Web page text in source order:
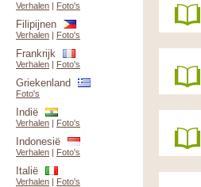
Verhalen | Foto's
Filipijnen
Verhalen | Foto's
Frankrijk
Verhalen | Foto's
Griekenland
Foto's
Indië
Verhalen | Foto's
Indonesië
Verhalen | Foto's
Italië
Verhalen | Foto's